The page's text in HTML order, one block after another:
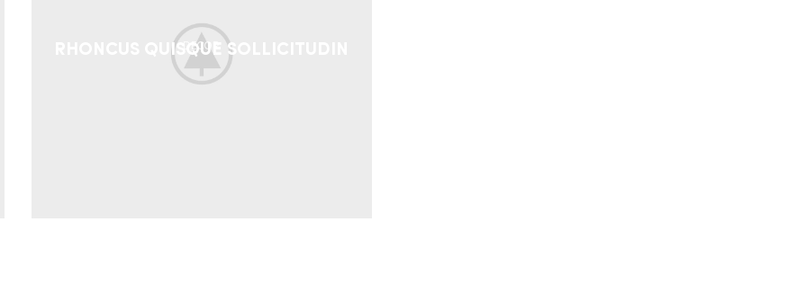
DECOR
RHONCUS QUISQUE SOLLICITUDIN